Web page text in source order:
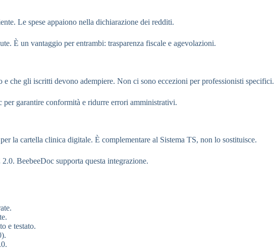
Le spese appaiono nella dichiarazione dei redditi.
È un vantaggio per entrambi: trasparenza fiscale e agevolazioni.
che gli iscritti devono adempiere. Non ci sono eccezioni per professionisti specifici.
garantire conformità e ridurre errori amministrativi.
la cartella clinica digitale. È complementare al Sistema TS, non lo sostituisce.
BeebeeDoc supporta questa integrazione.
e testato.